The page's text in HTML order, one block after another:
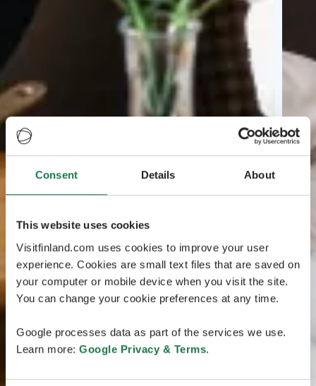
Consent Details About
This website uses cookies
Visitfinland.com uses cookies to improve your user
experience. Cookies are small text files that are saved on
your computer or mobile device when you visit the site.
You can change your cookie preferences at any time.
Google processes data as part of the services we use.
Learn more: Google Privacy & Terms.